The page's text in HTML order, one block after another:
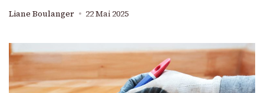
Liane Boulanger 22 Mai 2025